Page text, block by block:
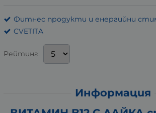
Фитнес продукти и енергийни
CVETITA
Рейтинг:
Информация